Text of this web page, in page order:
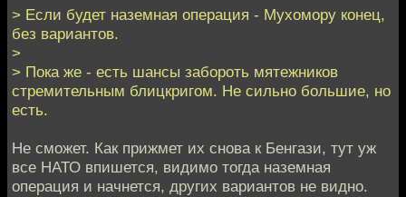
> Если будет наземная операция - Мухомору конец,
без вариантов.
>
> Пока же - есть шансы забороть мятежников
стремительным блицкригом. Не сильно большие, но
есть.
Не сможет. Как прижмет их снова к Бенгази, тут уж
все НАТО впишется, видимо тогда наземная
операция и начнется, других вариантов не видно.